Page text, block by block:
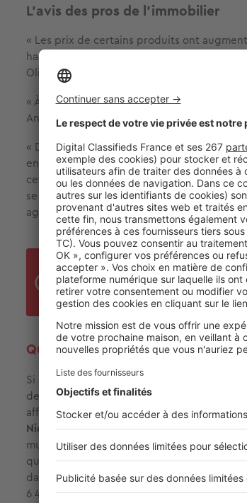
L'avis des pros de l'immobilier
« Les prix de certains produits ont
hausse est ainsi particulièrement sensible
Olivier Flajszaker, agent immobilier à Nice
« À Nice Nord, les prix des appartements
Antonio, agent immobilier à Nice
« Dans le secteur république, les prix sont
encore plus importante que dans les
cette évolution est une mauvaise
se résigner à s’éloigner de la mer pour
agent immobilier à Nice
Leprix du m² à Niceenregistre,
8,9 % sur 2 ans) dans l'ancien,
Quel budget pour acheter à Nice ?
Si seulement 203 kilomètres séparent
deux métropoles sont à des années-
affiche des prix, étonnamment, bas pour
Nice compte parmi les métropoles de
muros, les prix de vente (maisons et
quartier L’Ariane à 7 618 €/m² dans le
dans le quartier Saint-Roch, 4 995 €/m²
6 431 €/m² autour de rue de France.